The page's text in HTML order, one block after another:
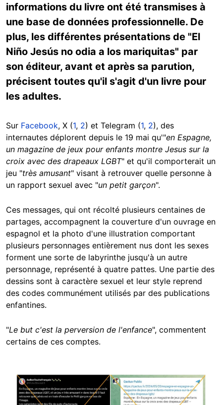
informations du livre ont été transmises à
une base de données professionnelle. De
plus, les différentes présentations de "El
Niño Jesús no odia a los mariquitas" par
son éditeur, avant et après sa parution,
précisent toutes qu'il s'agit d'un livre pour
les adultes.
Sur Facebook, X (1, 2) et Telegram (1, 2), des
internautes déplorent depuis le 19 mai qu'"en Espagne,
un magazine de jeux pour enfants montre Jesus sur la
croix avec des drapeaux LGBT" et qu'il comporterait un
jeu "très amusant" visant à retrouver quelle personne à
un rapport sexuel avec "un petit garçon".
Ces messages, qui ont récolté plusieurs centaines de
partages, accompagnent la couverture d'un ouvrage en
espagnol et la photo d'une illustration comportant
plusieurs personnages entièrement nus dont les sexes
forment une sorte de labyrinthe jusqu'à un autre
personnage, représenté à quatre pattes. Une partie des
dessins sont à caractère sexuel et leur style reprend
des codes communément utilisés par des publications
enfantines.
"Le but c'est la perversion de l'enfance", commentent
certains de ces comptes.
Image